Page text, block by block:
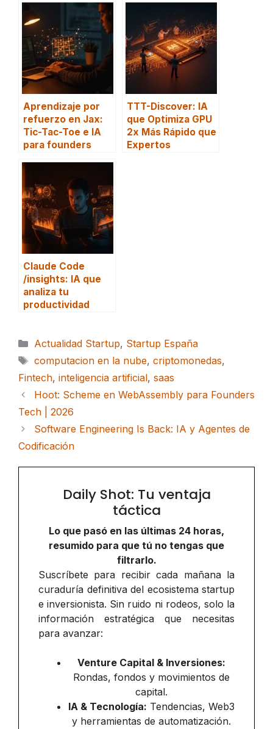
Aprendizaje por
refuerzo en Jax:
Tic-Tac-Toe e IA
para founders
TTT-Discover: IA
que Optimiza GPU
2x Más Rápido que
Expertos
Claude Code
/insights: IA que
analiza tu
productividad
Categorías
Actualidad Startup, Startup España
Etiquetas
computacion en la nube, criptomonedas,
Fintech, inteligencia artificial, saas
Hoot: Scheme en WebAssembly para Founders
Tech | 2026
Software Engineering Is Back: IA y Agentes de
Codificación
Daily Shot: Tu ventaja
táctica
Lo que pasó en las últimas 24 horas,
resumido para que tú no tengas que
filtrarlo.
Suscríbete para recibir cada mañana la
curaduría definitiva del ecosistema startup
e inversionista. Sin ruido ni rodeos, solo la
información estratégica que necesitas
para avanzar:
Venture Capital & Inversiones:
Rondas, fondos y movimientos de
capital.
IA & Tecnología: Tendencias, Web3
y herramientas de automatización.